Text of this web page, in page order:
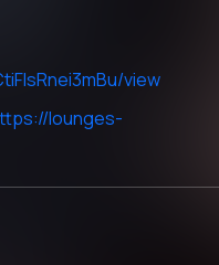
view
lounges-